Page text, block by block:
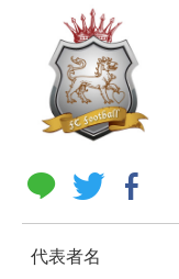
代表者名